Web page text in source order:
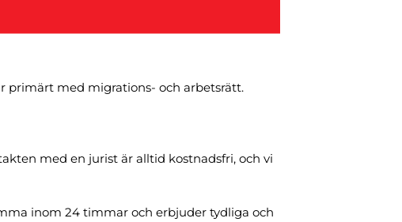
primärt med migrations- och arbetsrätt.
med en jurist är alltid kostnadsfri, och vi
inom 24 timmar och erbjuder tydliga och